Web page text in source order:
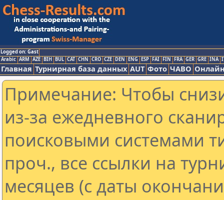
Logged on: Gast
Arabic ARM AZE BIH BUL CAT CHN CRO CZE DEN ENG ESP FAI FIN FRA GER GRE INA
Главная Турнирная база данных AUT Фото ЧАВО
Примечание: Чтобы
из-за ежедневного
поисковыми системами
проч., все ссылки на
месяцев (с даты